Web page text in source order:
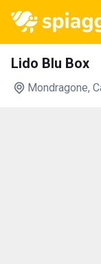
Lido Blu Box
Mondragone,